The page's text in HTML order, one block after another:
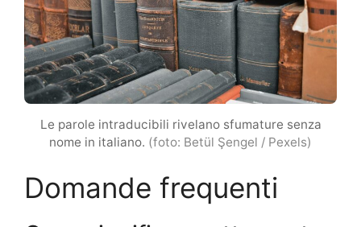
Le parole intraducibili rivelano sfumature senza
nome in italiano. (foto: Betül Şengel / Pexels)
Domande frequenti